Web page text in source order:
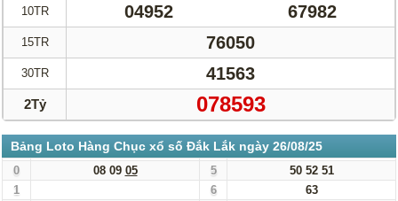
10TR 04952 67982
15TR 76050
30TR 41563
2Tỷ 078593
Bảng Loto Hàng Chục xổ số Đắk Lắk ngày 26/08/25
0 08 09 05 5 50 52 51
1
6
63